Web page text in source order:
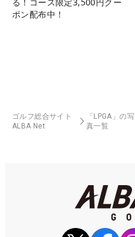
ポン配布中！
ゴルフ総合サイト
ALBA Net
「LPGA」の写
真一覧